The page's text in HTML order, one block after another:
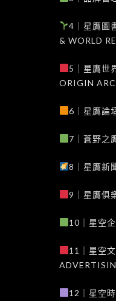
4｜星鷹圖
& WORLD
5｜星鷹世
ORIGIN
6｜星鷹論
7｜蒼野之
8｜星鷹新
9｜星鷹俱
10｜星空
11｜星空
12｜星空